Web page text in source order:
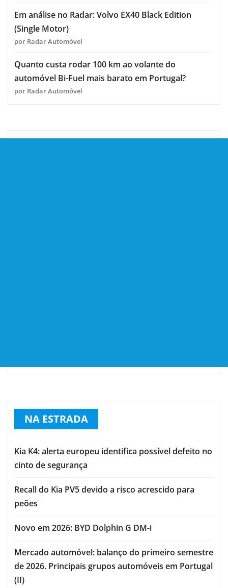
Em análise no Radar: Volvo EX40 Black Edition
(Single Motor)
por Radar Automóvel
Quanto custa rodar 100 km ao volante do
automóvel Bi-Fuel mais barato em Portugal?
por Radar Automóvel
NA ESTRADA
Kia K4: alerta europeu identifica possível defeito no
cinto de segurança
Recall do Kia PV5 devido a risco acrescido para
peões
Novo em 2026: BYD Dolphin G DM-i
Mercado automóvel: balanço do primeiro semestre
de 2026. Principais grupos automóveis em Portugal
(II)